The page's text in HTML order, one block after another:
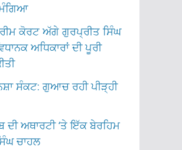
ਕੋਰਟ ਅੱਗੇ ਗੁਰਪ੍ਰੀਤ ਸਿੰਘ
ਅਧਿਕਾਰਾਂ ਦੀ ਪੂਰੀ
ਸੰਕਟ: ਗੁਆਚ ਰਹੀ ਪੀੜ੍ਹੀ
ਦੀ ਅਥਾਰਟੀ ‘ਤੇ ਇੱਕ ਬੇਰਹਿਮ
ਚਾਹਲ